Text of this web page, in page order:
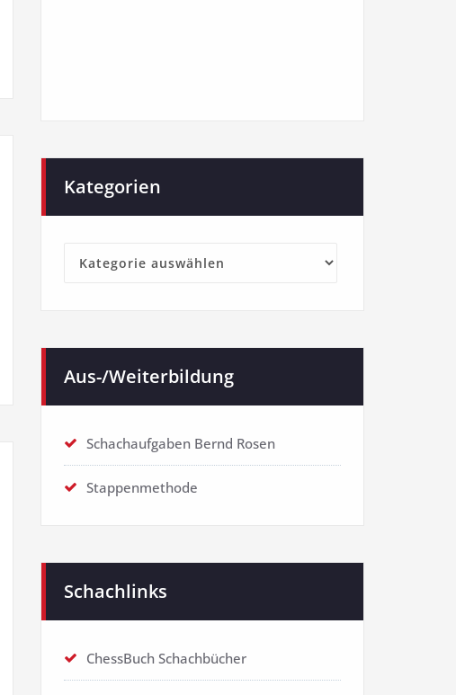
Kategorien
Kategorien
Aus-/Weiterbildung
Schachaufgaben Bernd Rosen
Stappenmethode
Schachlinks
ChessBuch Schachbücher